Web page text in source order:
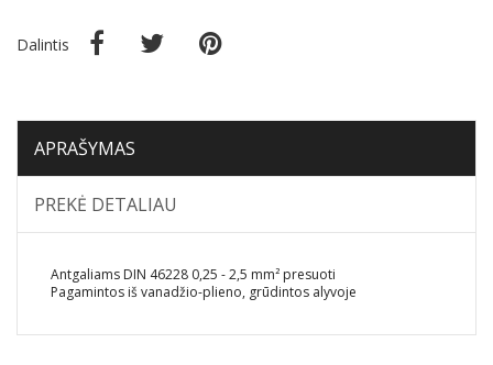
Dalintis
APRAŠYMAS
PREKĖ DETALIAU
Antgaliams DIN 46228 0,25 - 2,5 mm² presuoti
Pagamintos iš vanadžio-plieno, grūdintos alyvoje